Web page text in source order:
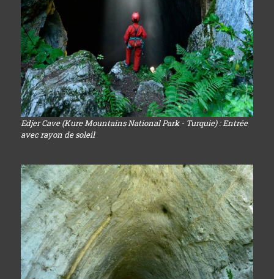
Edjer Cave (Kure Mountains National Park - Turquie) : Entrée
avec rayon de soleil